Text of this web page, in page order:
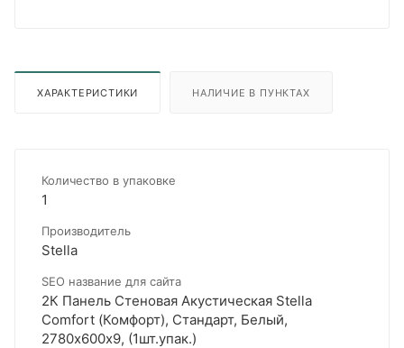
ХАРАКТЕРИСТИКИ НАЛИЧИЕ В ПУНКТАХ
Количество в упаковке
1
Производитель
Stella
SEO название для сайта
2К Панель Стеновая Акустическая Stella
Comfort (Комфорт), Стандарт, Белый,
2780х600х9, (1шт.упак.)